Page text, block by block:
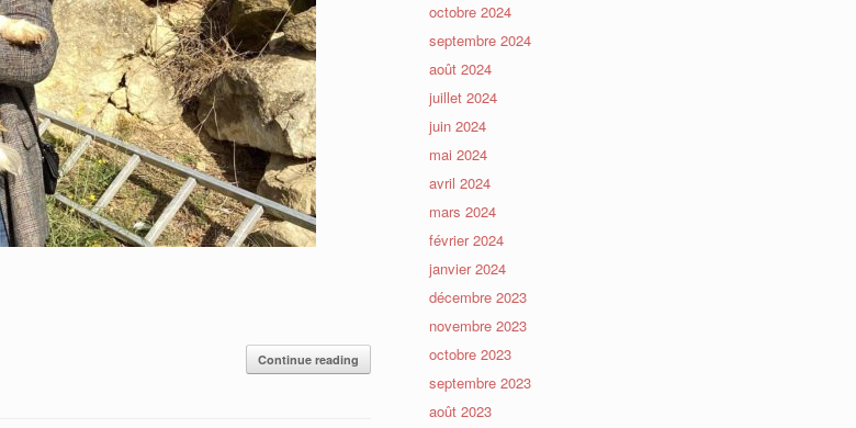
Continue reading
octobre 2024
septembre 2024
août 2024
juillet 2024
juin 2024
mai 2024
avril 2024
mars 2024
février 2024
janvier 2024
décembre 2023
novembre 2023
octobre 2023
septembre 2023
août 2023